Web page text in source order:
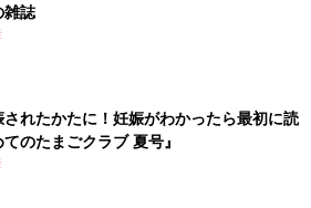
雑誌
れたかたに！妊娠がわかったら最初に読
のたまごクラブ 夏号』